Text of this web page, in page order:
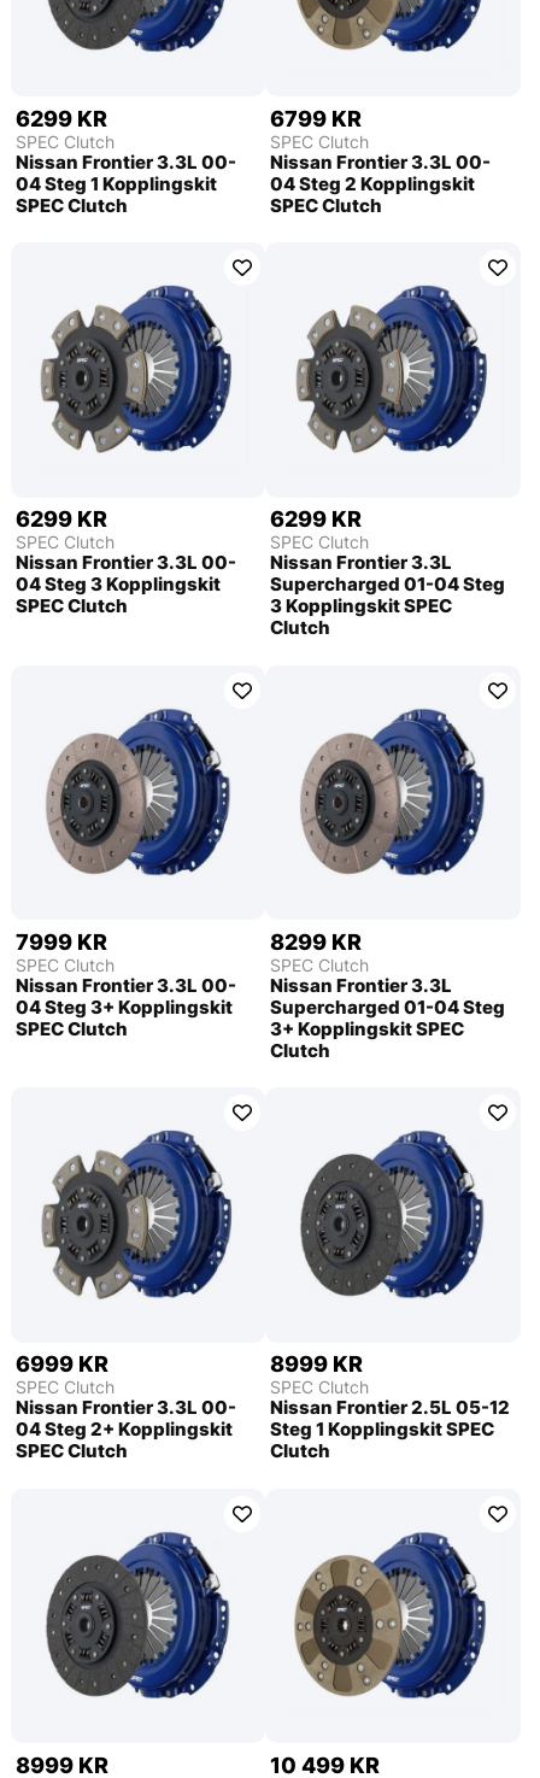
6299 KR
SPEC Clutch
Nissan Frontier 3.3L 00-
04 Steg 1 Kopplingskit
SPEC Clutch
6799 KR
SPEC Clutch
Nissan Frontier 3.3L 00-
04 Steg 2 Kopplingskit
SPEC Clutch
6299 KR
SPEC Clutch
Nissan Frontier 3.3L 00-
04 Steg 3 Kopplingskit
SPEC Clutch
6299 KR
SPEC Clutch
Nissan Frontier 3.3L
Supercharged 01-04 Steg
3 Kopplingskit SPEC
Clutch
7999 KR
SPEC Clutch
Nissan Frontier 3.3L 00-
04 Steg 3+ Kopplingskit
SPEC Clutch
8299 KR
SPEC Clutch
Nissan Frontier 3.3L
Supercharged 01-04 Steg
3+ Kopplingskit SPEC
Clutch
6999 KR
SPEC Clutch
Nissan Frontier 3.3L 00-
04 Steg 2+ Kopplingskit
SPEC Clutch
8999 KR
SPEC Clutch
Nissan Frontier 2.5L 05-12
Steg 1 Kopplingskit SPEC
Clutch
8999 KR 10 499 KR